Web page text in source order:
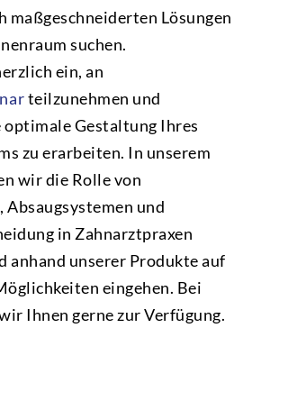
maßgeschneiderten Lösungen
suchen.
ein, an
teilzunehmen und
optimale Gestaltung Ihres
zu erarbeiten. In unserem
wir die Rolle von
Absaugsystemen und
in Zahnarztpraxen
anhand unserer Produkte auf
eingehen. Bei
Ihnen gerne zur Verfügung.